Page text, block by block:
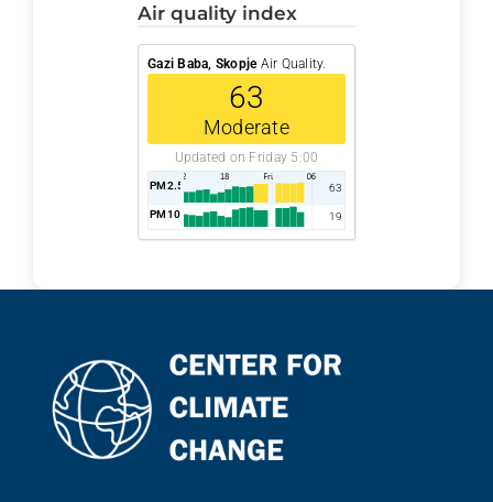
air quality index
Gazi Baba, SkopjeAir Quality.
63
Moderate
Updated on Friday 5:00
PM2.5 63
PM10 AQI 19